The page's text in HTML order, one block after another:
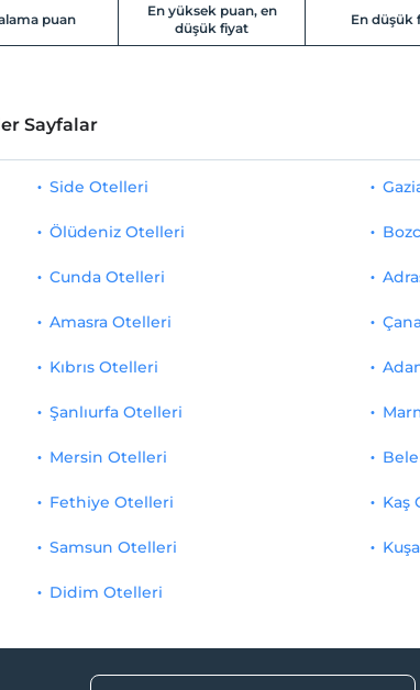
puan
En yüksek puan, en
düşük fiyat
En düşük
Sayfalar
Side Otelleri
Ölüdeniz Otelleri
Cunda Otelleri
Amasra Otelleri
Kıbrıs Otelleri
Şanlıurfa Otelleri
Mersin Otelleri
Fethiye Otelleri
Samsun Otelleri
Didim Otelleri
Kaş